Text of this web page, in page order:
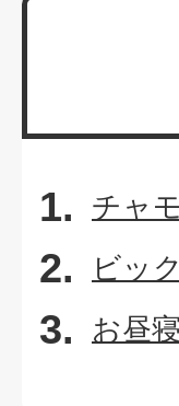
チャ
ビッ
お昼